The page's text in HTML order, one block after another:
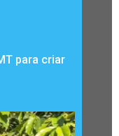
para criar